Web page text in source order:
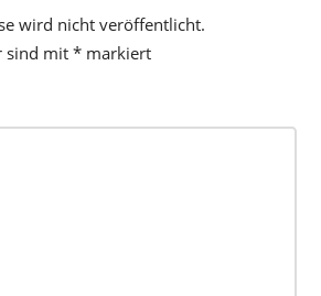
wird nicht veröffentlicht.
sind mit *markiert